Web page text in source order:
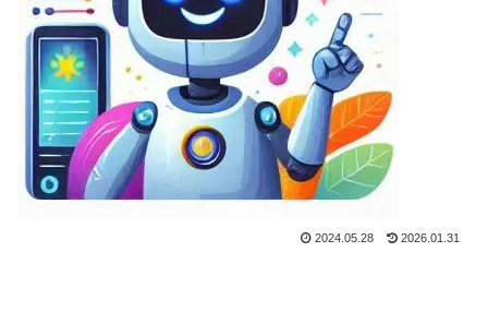
2024.05.28 2026.01.31